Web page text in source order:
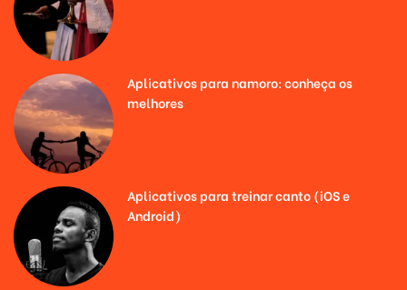
Aplicativos para namoro: conheça os
melhores
Aplicativos para treinar canto (iOS e
Android)